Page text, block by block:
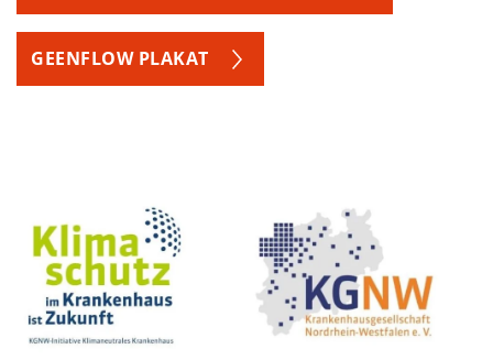
GEENFLOW PLAKAT